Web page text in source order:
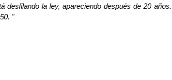
desfilando la ley, apareciendo después de 20 años.
"